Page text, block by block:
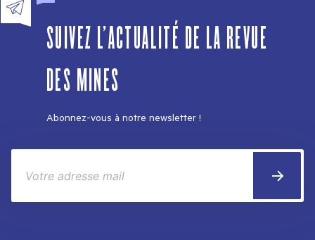
SUIVEZ L'ACTUALITÉ DE LA REVUE
DES MINES
Abonnez-vous à notre newsletter !